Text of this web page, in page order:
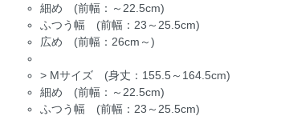
細め (前幅：～22.5cm)
ふつう幅 (前幅：23～25.5cm)
広め (前幅：26cm～)
> Mサイズ (身丈：155.5～164.5cm)
細め (前幅：～22.5cm)
ふつう幅 (前幅：23～25.5cm)